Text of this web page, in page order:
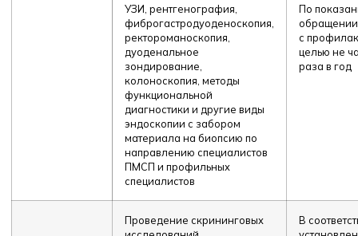
УЗИ, рентгенография,
фиброгастродуоденоскопия,
ректороманоскопия,
дуоденальное
зондирование,
колоноскопия, методы
функциональной
диагностики и другие виды
эндоскопии с забором
материала на биопсию по
направлению специалистов
ПМСП и профильных
специалистов
По
с
целью не
раза в год
Проведение скрининговых
В